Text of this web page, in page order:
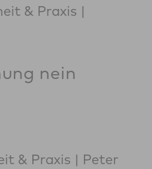
& Praxis
nein
& Praxis
Peter